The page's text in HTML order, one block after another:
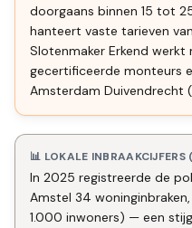
doorgaans binnen 15 tot
hanteert vaste tarieven
Slotenmaker Erkend werkt
gecertificeerde monteurs
Amsterdam Duivendrecht
📊 LOKALE INBRAAKCIJFERS
In 2025 registreerde de
Amstel 34
1.000 inwoners) — een